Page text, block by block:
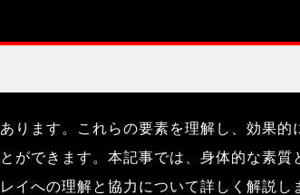
ります。これらの要素を理解し、効果的
ができます。本記事では、身体的な素質
イへの理解と協力について詳しく解説し